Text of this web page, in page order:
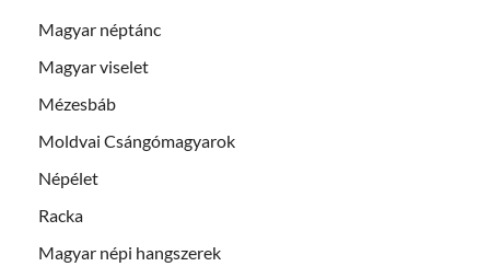
Magyar néptánc
Magyar viselet
Mézesbáb
Moldvai Csángómagyarok
Népélet
Racka
Magyar népi hangszerek